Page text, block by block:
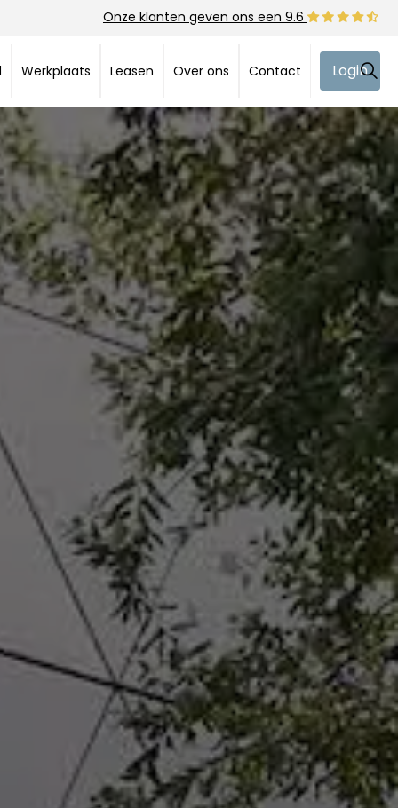
Onze klanten geven ons een 9.6
Werkplaats Leasen Over ons Contact Login